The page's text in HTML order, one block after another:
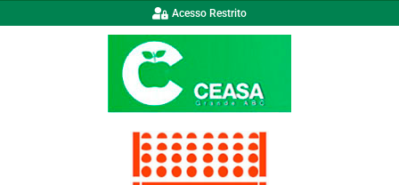
Acesso Restrito